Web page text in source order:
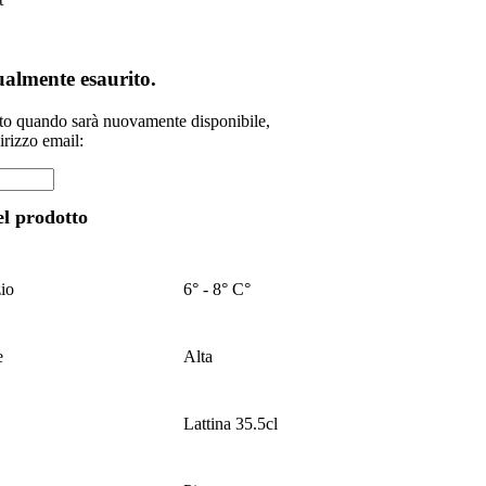
esaurito.
quando sarà nuovamente disponibile,
email:
prodotto
6° - 8° C°
Alta
Lattina 35.5cl